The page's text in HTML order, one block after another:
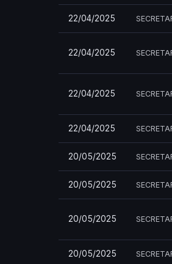
22/04/2025
22/04/2025
22/04/2025
22/04/2025
20/05/2025
20/05/2025
20/05/2025
20/05/2025